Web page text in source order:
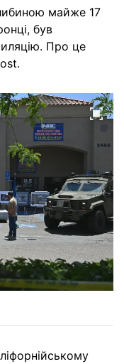
майже 17
був
Про це